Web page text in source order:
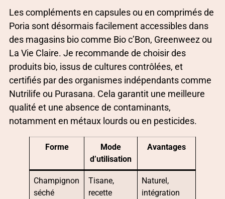
Les compléments en capsules ou en comprimés de
Poria sont désormais facilement accessibles dans
des magasins bio comme Bio c’Bon, Greenweez ou
La Vie Claire. Je recommande de choisir des
produits bio, issus de cultures contrôlées, et
certifiés par des organismes indépendants comme
Nutrilife ou Purasana. Cela garantit une meilleure
qualité et une absence de contaminants,
notamment en métaux lourds ou en pesticides.
Forme
Mode
d’utilisation
Avantages
Champignon
séché
Tisane,
recette
Naturel,
intégration